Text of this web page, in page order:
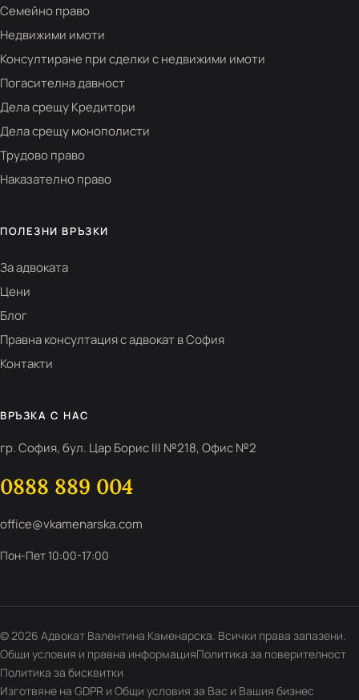
Семейно право
Недвижими имоти
Консултиране при сделки с недвижими имоти
Погасителна давност
Дела срещу Кредитори
Дела срещу монополисти
Трудово право
Наказателно право
ПОЛЕЗНИ ВРЪЗКИ
За адвоката
Цени
Блог
Правна консултация с адвокат в София
Контакти
ВРЪЗКА С НАС
гр. София, бул. Цар Борис III №218, Офис №2
0888 889 004
office@vkamenarska.com
Пон-Пет 10:00-17:00
© 2026 Адвокат Валентина Каменарска. Всички права запазени.
Общи условия и правна информацияПолитика за поверителност
Политика за бисквитки
Изготвяне на GDPR и Общи условия за Вас и Вашия бизнес